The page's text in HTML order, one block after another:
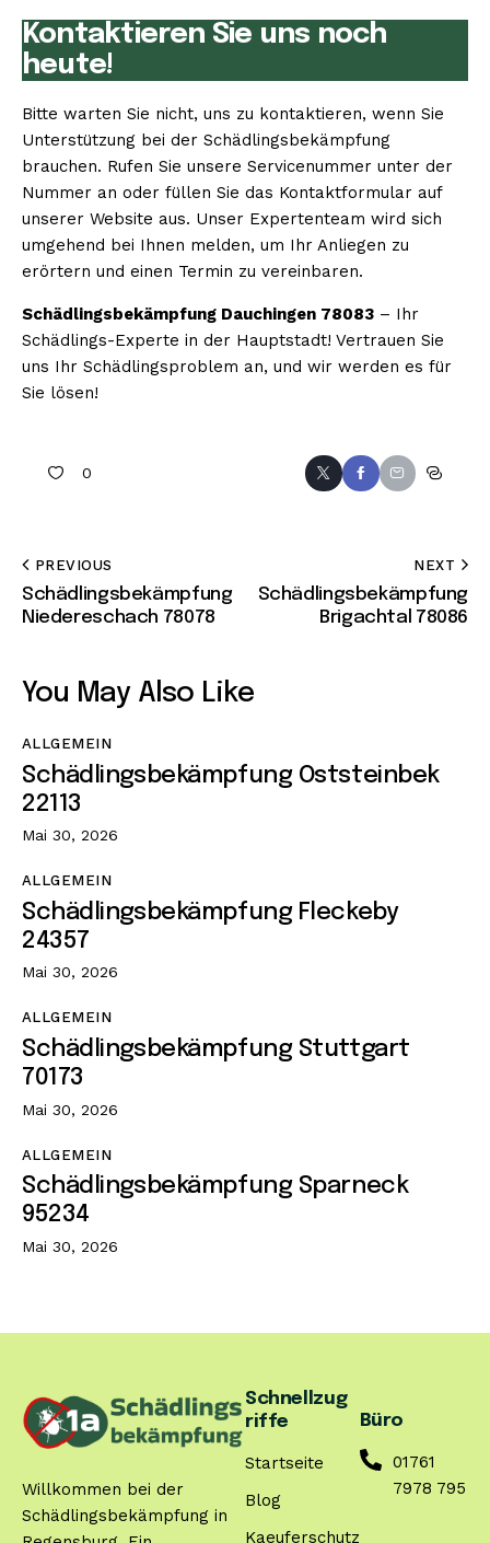
Kontaktieren Sie uns noch
heute!
Bitte warten Sie nicht, uns zu kontaktieren, wenn Sie
Unterstützung bei der Schädlingsbekämpfung
brauchen. Rufen Sie unsere Servicenummer unter der
Nummer an oder füllen Sie das Kontaktformular auf
unserer Website aus. Unser Expertenteam wird sich
umgehend bei Ihnen melden, um Ihr Anliegen zu
erörtern und einen Termin zu vereinbaren.
Schädlingsbekämpfung Dauchingen 78083 – Ihr
Schädlings-Experte in der Hauptstadt! Vertrauen Sie
uns Ihr Schädlingsproblem an, und wir werden es für
Sie lösen!
0
PREVIOUS
Schädlingsbekämpfung
Niedereschach 78078
NEXT
Schädlingsbekämpfung
Brigachtal 78086
You May Also Like
ALLGEMEIN
Schädlingsbekämpfung Oststeinbek
22113
Mai 30, 2026
ALLGEMEIN
Schädlingsbekämpfung Fleckeby
24357
Mai 30, 2026
ALLGEMEIN
Schädlingsbekämpfung Stuttgart
70173
Mai 30, 2026
ALLGEMEIN
Schädlingsbekämpfung Sparneck
95234
Mai 30, 2026
Willkommen bei der
Schädlingsbekämpfung in
Schnellzug
riffe
Startseite
Blog
Kaeuferschutz
Büro
01761
7978 795